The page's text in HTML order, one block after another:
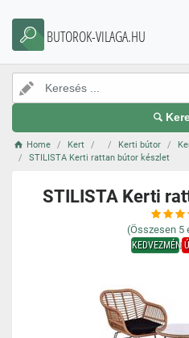
BUTOROK-VILAGA.HU
Home Kert Kerti bútor
STILISTA Kerti rattan bútor készlet
STILISTA Kerti
(Összesen 5
KEDVEZMÉNY